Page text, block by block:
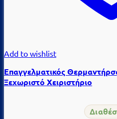
Add to wishlist
Επαγγελματικός
Ξεχωριστό Χειριστήριο